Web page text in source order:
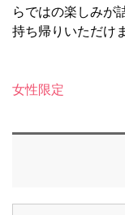
らではの楽しみが
持ち帰りいただけ
女性限定